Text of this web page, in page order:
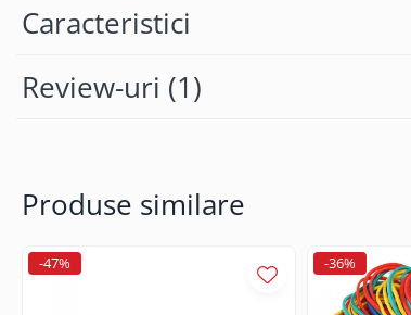
Cooler laptop
Accesorii monitoare
Adaptoare smartphone
Cabluri microUSB
Caracteristici
Review-uri (1)
Produse similare
-47% -36%